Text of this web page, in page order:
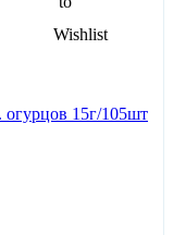
15г/105шт